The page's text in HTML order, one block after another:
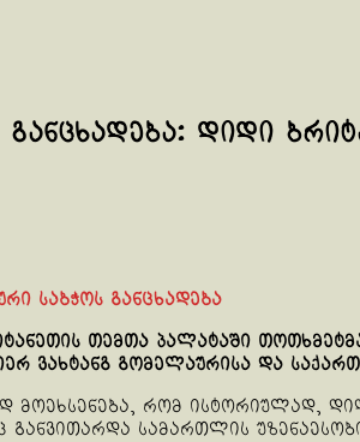
განცხადება: დიდი
საბჭოს განცხადება
თემთა პალატაში თოთხმეტმა
ვახტანგ გომელაურისა და
მოეხსენება, რომ ისტორიულად,
სამართლის